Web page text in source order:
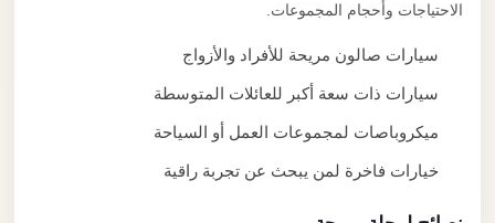
الاحتياجات وأحجام المجموعات.
سيارات صالون مريحة للأفراد والأزواج
سيارات ذات سعة أكبر للعائلات المتوسطة
ميكروباصات لمجموعات العمل أو السياحة
خيارات فاخرة لمن يبحث عن تجربة راقية